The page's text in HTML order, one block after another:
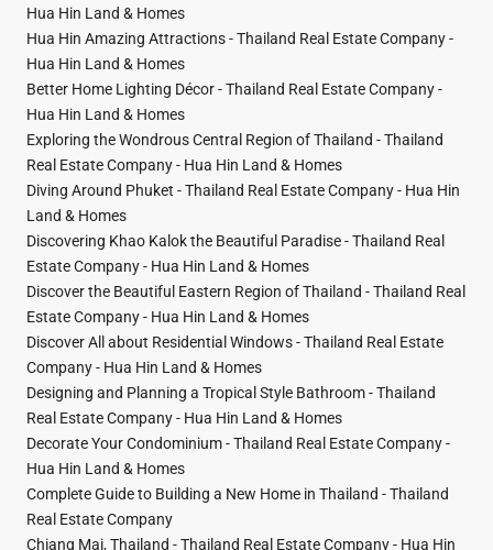
Hua Hin Land & Homes
Hua Hin Amazing Attractions - Thailand Real Estate Company -
Hua Hin Land & Homes
Better Home Lighting Décor - Thailand Real Estate Company -
Hua Hin Land & Homes
Exploring the Wondrous Central Region of Thailand - Thailand
Real Estate Company - Hua Hin Land & Homes
Diving Around Phuket - Thailand Real Estate Company - Hua Hin
Land & Homes
Discovering Khao Kalok the Beautiful Paradise - Thailand Real
Estate Company - Hua Hin Land & Homes
Discover the Beautiful Eastern Region of Thailand - Thailand Real
Estate Company - Hua Hin Land & Homes
Discover All about Residential Windows - Thailand Real Estate
Company - Hua Hin Land & Homes
Designing and Planning a Tropical Style Bathroom - Thailand
Real Estate Company - Hua Hin Land & Homes
Decorate Your Condominium - Thailand Real Estate Company -
Hua Hin Land & Homes
Complete Guide to Building a New Home in Thailand - Thailand
Real Estate Company
Chiang Mai, Thailand - Thailand Real Estate Company - Hua Hin